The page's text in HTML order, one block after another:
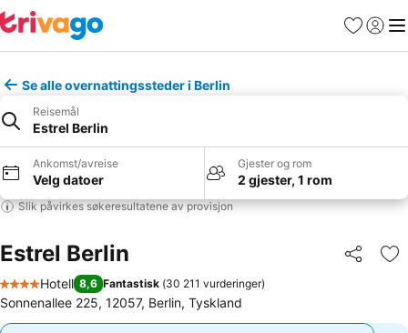
Favoritter
Logg
Se alle overnattingssteder i Berlin
Reisemål
Estrel Berlin
Ankomst/avreise
Velg datoer
Gjester og rom
2 gjester, 1 rom
Slik påvirkes søkeresultatene av provisjon
Estrel Berlin Del
4 Stjerner
Hotell 8,6 Fantastisk (30 211 vurderinger)
Sonnenallee 225, 12057, Berlin, Tyskland